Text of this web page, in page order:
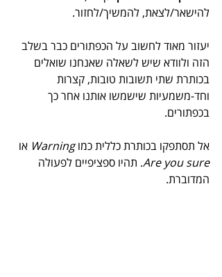
להישאר/לצאת, להמשיך/לחזור.
יעזור מאוד לחשוב על הכפתורים כבר בשלב
הזה ולוודא שיש לשאלה שאנחנו שואלים
בכותרת שתי תשובות טובות, קצרות
וחד-משמעיות שישמשו אותנו אחר כך
בכפתורים.
אל תסתפקו בכותרת כללית כמו Warning או
Are you sure. תהיו ספציפיים לפעולה
המדוברת.